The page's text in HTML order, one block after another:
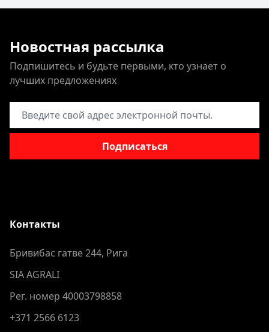
Новостная рассылка
Подпишитесь и будьте первыми, кто узнает о
лучших предложениях
Адрес электронной почты
Подписаться
Контакты
Бривибас гатве 244, Рига
SIA AGRALI
Рег. номер 40003798858
+371 2566 6123